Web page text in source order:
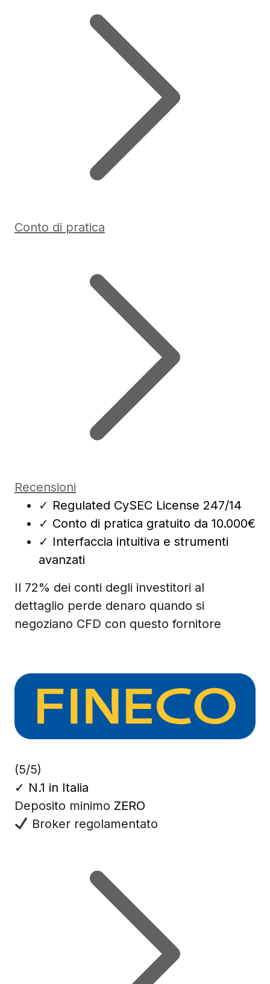
Conto di pratica
Recensioni
✓ Regulated CySEC License 247/14
✓ Conto di pratica gratuito da 10.000€
✓ Interfaccia intuitiva e strumenti
avanzati
Il 72% dei conti degli investitori al
dettaglio perde denaro quando si
negoziano CFD con questo fornitore
(5/5)
✓ N.1 in Italia
Deposito minimo ZERO
Broker regolamentato